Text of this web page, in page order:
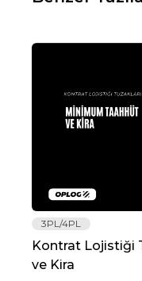
3PL/4PL
Kontrat Lojistiği
ve Kira